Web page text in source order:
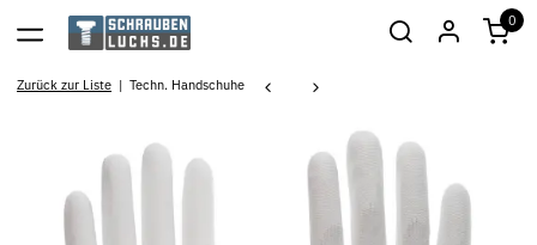
0
Zurück zur Liste Techn. Handschuhe